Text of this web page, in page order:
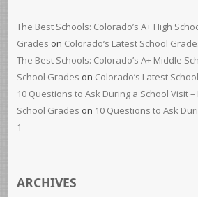
The Best Schools: Colorado’s A+ High
Grades on Colorado’s Latest School
The Best Schools: Colorado’s A+ Middle
School Grades on Colorado’s Latest
10 Questions to Ask During a School Visit
School Grades on 10 Questions to Ask
1
ARCHIVES